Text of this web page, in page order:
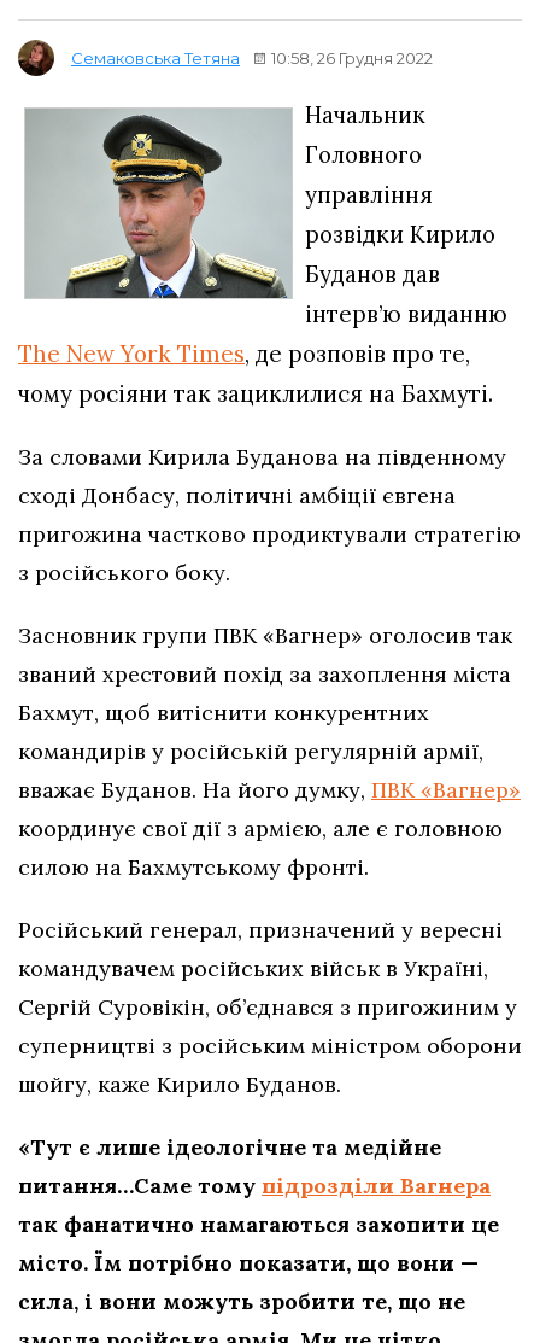
Семаковська Тетяна 10:58, 26 Грудня 2022
Начальник
Головного
управління
розвідки Кирило
Буданов дав
інтерв’ю виданню
The New York Times, де розповів про те,
чому росіяни так зациклилися на Бахмуті.
За словами Кирила Буданова на південному
сході Донбасу, політичні амбіції євгена
пригожина частково продиктували стратегію
з російського боку.
Засновник групи ПВК «Вагнер» оголосив так
званий хрестовий похід за захоплення міста
Бахмут, щоб витіснити конкурентних
командирів у російській регулярній армії,
вважає Буданов. На його думку, ПВК «Вагнер»
координує свої дії з армією, але є головною
силою на Бахмутському фронті.
Російський генерал, призначений у вересні
командувачем російських військ в Україні,
Сергій Суровікін, об’єднався з пригожиним у
суперництві з російським міністром оборони
шойгу, каже Кирило Буданов.
«Тут є лише ідеологічне та медійне
питання…Саме тому підрозділи Вагнера
так фанатично намагаються захопити це
місто. Їм потрібно показати, що вони —
сила, і вони можуть зробити те, що не